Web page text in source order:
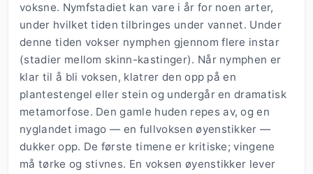
voksne. Nymfstadiet kan vare i år for noen arter,
under hvilket tiden tilbringes under vannet. Under
denne tiden vokser nymphen gjennom flere instar
(stadier mellom skinn-kastinger). Når nymphen er
klar til å bli voksen, klatrer den opp på en
plantestengel eller stein og undergår en dramatisk
metamorfose. Den gamle huden repes av, og en
nyglandet imago — en fullvoksen øyenstikker —
dukker opp. De første timene er kritiske; vingene
må tørke og stivnes. En voksen øyenstikker lever